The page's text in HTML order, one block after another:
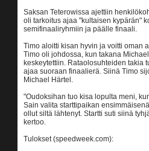
Saksan Teterowissa ajettiin
oli tarkoitus ajaa "kultaisen kypärän"
semifinaaliryhmiin ja päälle finaali.
Timo aloitti kisan hyvin ja voitti oman
Timo oli johdossa, kun takana
keskeytettiin. Rataolosuhteiden takia
ajaa suoraan finaalierä. Siinä Timo
Michael Härtel.
"Oudoksihan tuo kisa lopulta meni,
Sain valita starttipaikan
ollut siltä lähtenyt. Startti suti siinä
kertoo.
Tulokset (speedweek.com):